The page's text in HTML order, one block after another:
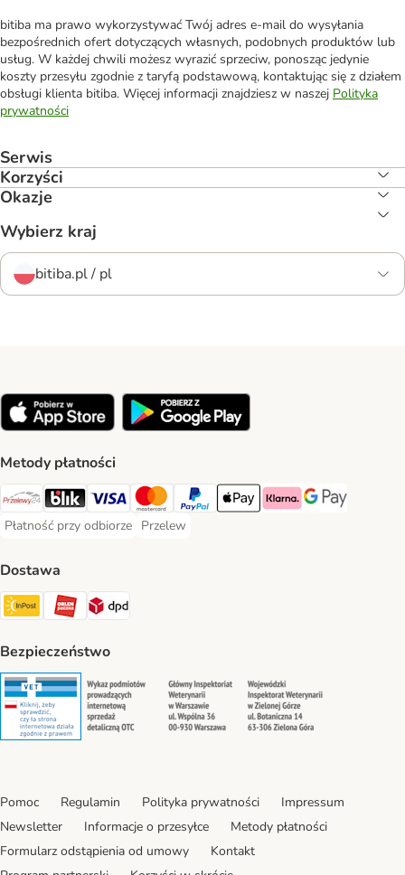
bitiba ma prawo wykorzystywać Twój adres e-mail do wysyłania
bezpośrednich ofert dotyczących własnych, podobnych produktów lub
usług. W każdej chwili możesz wyrazić sprzeciw, ponosząc jedynie
koszty przesyłu zgodnie z taryfą podstawową, kontaktując się z działem
obsługi klienta bitiba. Więcej informacji znajdziesz w naszej Polityka
prywatności
Serwis
Korzyści
Okazje
Wybierz kraj
bitiba.pl / pl
Metody płatności
Przelewy24 Payment Method
Blik Payment Method
VISA Payment Method
MasterCard Payment Method
PayPal Payment Method
Apple Pay Payment Method
Klarna Payment Method
Google Pay
Płatność przy odbiorze
Płatność przy odbiorze Payment Method
Przelew
Przelew Payment Method
Dostawa
InPost Shipping Method
ORLEN Paczka. Shipping Method
DPD Shipping Method
Bezpieczeństwo
Security Security Security
Pomoc Regulamin Polityka prywatności
Impressum
Newsletter
Informacje o przesyłce
Metody płatności
Formularz odstąpienia od umowy
Kontakt